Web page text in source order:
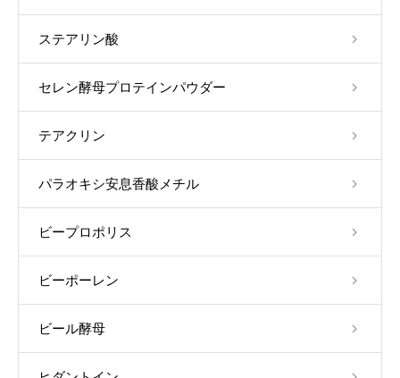
ステアリン酸
セレン酵母プロテインパウダー
テアクリン
パラオキシ安息香酸メチル
ビープロポリス
ビーポーレン
ビール酵母